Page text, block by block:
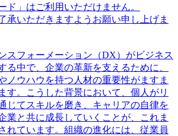
ド」はご利用いただけません。
承いただきますようお願い申し上げま
スフォーメーション（DX）がビジネス
る中で、企業の革新を支えるために、
ノウハウを持つ人材の重要性がますま
す。こうした背景において、個人がリ
じてスキルを磨き、キャリアの自律を
業と共に成長していくことが、これま
れています。組織の進化には、従業員